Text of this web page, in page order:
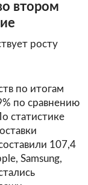
втором
росту
по итогам
по сравнению
статистике
107,4
Samsung,